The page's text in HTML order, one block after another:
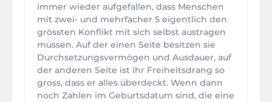
immer wieder aufgefallen, dass Menschen
mit zwei- und mehrfacher 5 eigentlich den
grössten Konflikt mit sich selbst austragen
müssen. Auf der einen Seite besitzen sie
Durchsetzungsvermögen und Ausdauer, auf
der anderen Seite ist ihr Freiheitsdrang so
gross, dass er alles überdeckt. Wenn dann
noch Zahlen im Geburtsdatum sind, die eine